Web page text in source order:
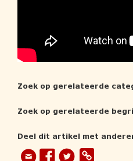
Zoek op gerelateerde
Zoek op gerelateerde
Deel dit artikel met